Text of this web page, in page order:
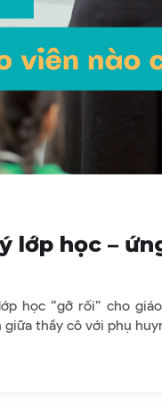
lớp học –
học “gỡ rối” cho
thầy cô với phụ